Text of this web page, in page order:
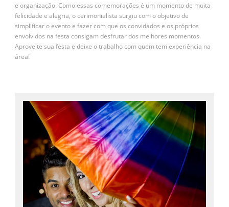
e organização. Como essas comemorações é um momento de muita
felicidade e alegria, o cerimonialista surgiu com o objetivo de
simplificar o evento e fazer com que os convidados e os próprios
envolvidos na festa consigam desfrutar dos melhores momentos.
Aproveite sua festa e deixe o trabalho com quem tem experiência na
área!